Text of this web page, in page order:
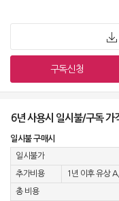
원
정수기
63,900원
정수기
구독신청
6년 사용시 일시불/구독 가
일시불 구매시
일시불가
추가비용 1년 이후 유상
총 비용